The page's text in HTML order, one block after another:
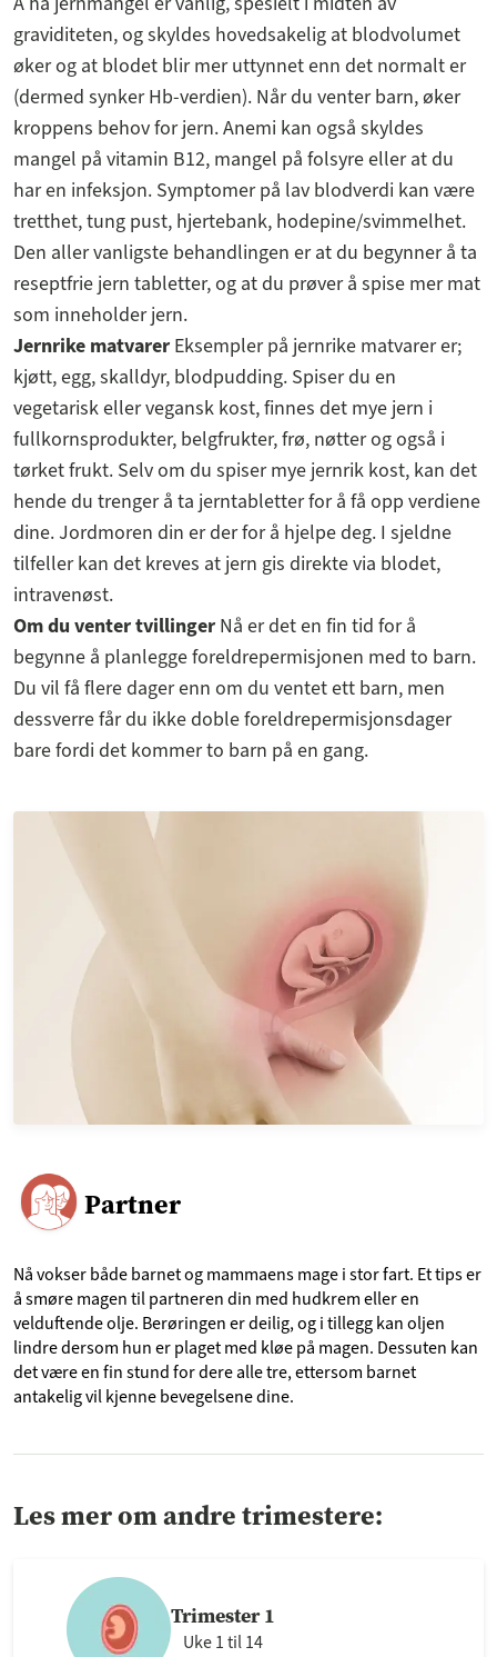
graviditeten, og skyldes hovedsakelig at blodvolumet
øker og at blodet blir mer uttynnet enn det normalt er
(dermed synker Hb-verdien). Når du venter barn, øker
kroppens behov for jern. Anemi kan også skyldes
mangel på vitamin B12, mangel på folsyre eller at du
har en infeksjon. Symptomer på lav blodverdi kan være
tretthet, tung pust, hjertebank, hodepine/svimmelhet.
Den aller vanligste behandlingen er at du begynner å ta
reseptfrie jern tabletter, og at du prøver å spise mer mat
som inneholder jern.
Jernrike matvarer Eksempler på jernrike matvarer er;
kjøtt, egg, skalldyr, blodpudding. Spiser du en
vegetarisk eller vegansk kost, finnes det mye jern i
fullkornsprodukter, belgfrukter, frø, nøtter og også i
tørket frukt. Selv om du spiser mye jernrik kost, kan det
hende du trenger å ta jerntabletter for å få opp verdiene
dine. Jordmoren din er der for å hjelpe deg. I sjeldne
tilfeller kan det kreves at jern gis direkte via blodet,
intravenøst.
Om du venter tvillinger Nå er det en fin tid for å
begynne å planlegge foreldrepermisjonen med to barn.
Du vil få flere dager enn om du ventet ett barn, men
dessverre får du ikke doble foreldrepermisjonsdager
bare fordi det kommer to barn på en gang.
Partner
Nå vokser både barnet og mammaens mage i stor fart. Et tips er
å smøre magen til partneren din med hudkrem eller en
velduftende olje. Berøringen er deilig, og i tillegg kan oljen
lindre dersom hun er plaget med kløe på magen. Dessuten kan
det være en fin stund for dere alle tre, ettersom barnet
antakelig vil kjenne bevegelsene dine.
Les mer om andre trimestere:
Trimester 1
Uke 1 til 14